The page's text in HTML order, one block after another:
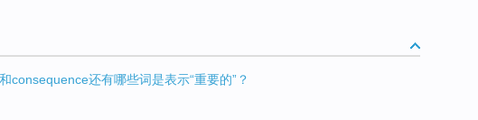
consequence还有哪些词是表示“重要的”？